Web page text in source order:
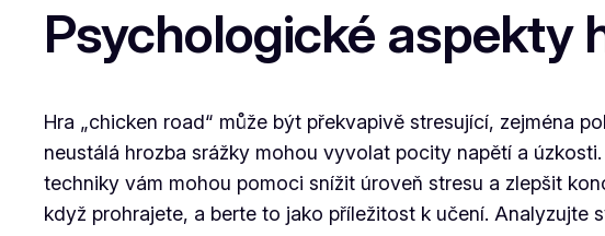
Psychologické aspekty
Hra „chicken road“ může být překvapivě stresující, zejména
neustálá hrozba srážky mohou vyvolat pocity napětí a
techniky vám mohou pomoci snížit úroveň stresu a zlepšit
když prohrajete, a berte to jako příležitost k učení. Analyzujte